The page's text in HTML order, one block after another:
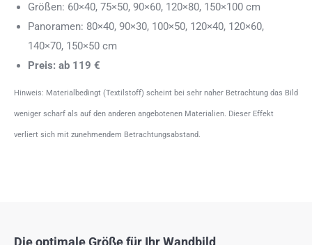
Größen: 60×40, 75×50, 90×60, 120×80, 150×100 cm
Panoramen: 80×40, 90×30, 100×50, 120×40, 120×60,
140×70, 150×50 cm
Preis: ab 119 €
Hinweis: Materialbedingt (Textilstoff) scheint bei sehr naher Betrachtung das Bild
weniger scharf als auf den anderen angebotenen Materialien. Dieser Effekt
verliert sich mit zunehmendem Betrachtungsabstand.
Die optimale Größe für Ihr Wandbild